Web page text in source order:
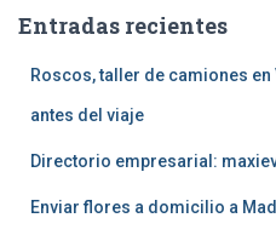
r
Entradas recientes
Roscos, taller de camiones
antes del viaje
Directorio empresarial:
Enviar flores a domicilio a